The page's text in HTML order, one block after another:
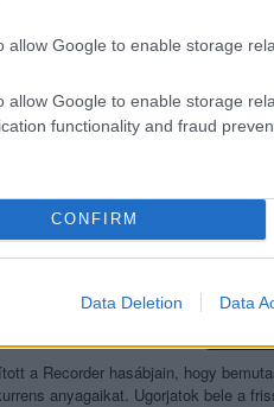
allow Google to enable storage
allow Google to enable storage
functionality and fraud
CONFIRM
Data Deletion Data
FÜGGETLEN
a Recorder hasábjain, hogy
anyagaikat. Ugorjatok bele a